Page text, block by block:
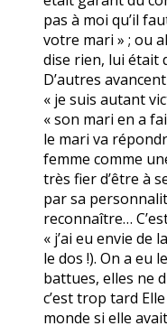
pas à moi qu’il
votre mari » ; ou
dise rien, lui était
D’autres
« je suis autant
« son mari en a
le mari va
femme comme
très fier d’être à
par sa
reconnaître…
« j’ai eu envie de
le dos !). On a eu
battues, elles ne
c’est trop tard
monde si elle